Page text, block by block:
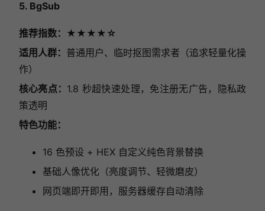
5. BgSub
推荐指数：★★★ ★ ☆
适用人群： 普通用户、临时抠图需求者（追求轻量化操
作）
核心亮点： 1.8 秒超快速处理，免注册无广告，隐私政
策透明
特色功能：
16 色预设 + HEX 自定义纯色背景替换
基础人像优化（亮度调节、轻微磨皮）
网页端即开即用，服务器缓存自动清除